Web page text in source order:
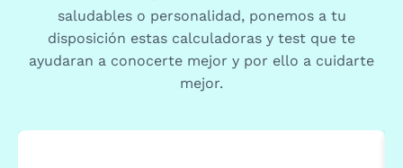
saludables o personalidad, ponemos a tu
disposición estas calculadoras y test que te
ayudaran a conocerte mejor y por ello a cuidarte
mejor.